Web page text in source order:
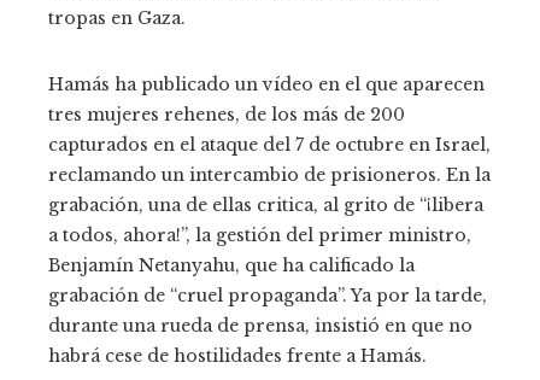
tropas en Gaza.
Hamás ha publicado un vídeo en el que aparecen
tres mujeres rehenes, de los más de 200
capturados en el ataque del 7 de octubre en Israel,
reclamando un intercambio de prisioneros. En la
grabación, una de ellas critica, al grito de “¡libera
a todos, ahora!”, la gestión del primer ministro,
Benjamín Netanyahu, que ha calificado la
grabación de “cruel propaganda”. Ya por la tarde,
durante una rueda de prensa, insistió en que no
habrá cese de hostilidades frente a Hamás.